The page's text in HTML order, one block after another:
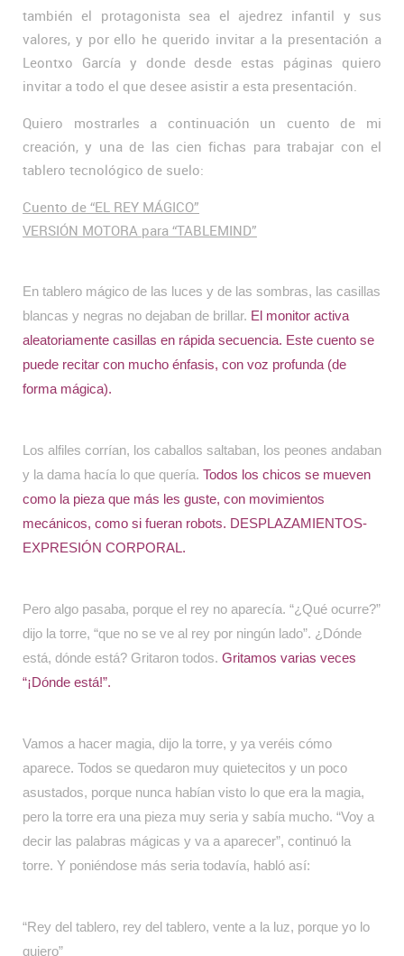
también el protagonista sea el ajedrez infantil y sus
valores, y por ello he querido invitar a la presentación a
Leontxo García y donde desde estas páginas quiero
invitar a todo el que desee asistir a esta presentación.
Quiero mostrarles a continuación un cuento de mi
creación, y una de las cien fichas para trabajar con el
tablero tecnológico de suelo:
Cuento de “EL REY MÁGICO”
VERSIÓN MOTORA para “TABLEMIND”
En tablero mágico de las luces y de las sombras, las casillas
blancas y negras no dejaban de brillar. El monitor activa
aleatoriamente casillas en rápida secuencia. Este cuento se
puede recitar con mucho énfasis, con voz profunda (de
forma mágica).
Los alfiles corrían, los caballos saltaban, los peones andaban
y la dama hacía lo que quería. Todos los chicos se mueven
como la pieza que más les guste, con movimientos
mecánicos, como si fueran robots. DESPLAZAMIENTOS-
EXPRESIÓN CORPORAL.
Pero algo pasaba, porque el rey no aparecía. “¿Qué ocurre?”
dijo la torre, “que no se ve al rey por ningún lado”. ¿Dónde
está, dónde está? Gritaron todos. Gritamos varias veces
“¡Dónde está!”.
Vamos a hacer magia, dijo la torre, y ya veréis cómo
aparece. Todos se quedaron muy quietecitos y un poco
asustados, porque nunca habían visto lo que era la magia,
pero la torre era una pieza muy seria y sabía mucho. “Voy a
decir las palabras mágicas y va a aparecer”, continuó la
torre. Y poniéndose más seria todavía, habló así:
“Rey del tablero, rey del tablero, vente a la luz, porque yo lo
quiero”